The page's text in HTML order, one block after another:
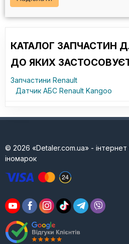
КАТАЛОГ ЗАПЧАСТИН
ДО ЯКИХ
Запчастини Renault
Датчик АБС Renault Kangoo
© 2026 «Detaler.com.ua» -
іномарок